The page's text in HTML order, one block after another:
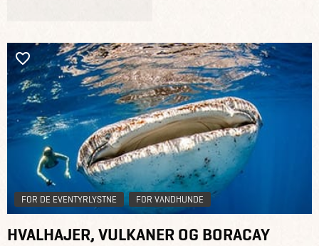
FOR DE EVENTYRLYSTNE FOR VANDHUNDE
HVALHAJER, VULKANER OG BORACAY